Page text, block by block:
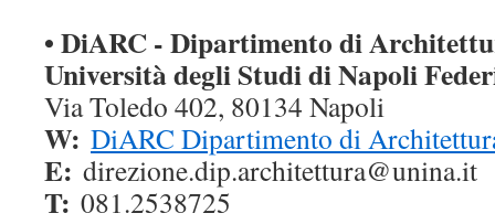
•DiARC - Dipartimento di
Università degli Studi di Napoli
Via Toledo 402, 80134 Napoli
W: DiARC Dipartimento di
E: direzione.dip.architettura@unina.it
T: 081.2538725